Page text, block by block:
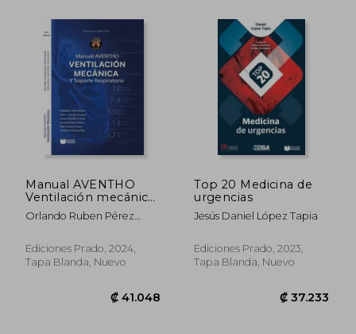
₡ 16.994 ₡
Manual AVENTHO
Ventilación mecánica
y soporte respiratorio
Orlando Ruben Pérez
López
Ediciones Prado, 2024,
Tapa Blanda, Nuevo
Top 20 Medicina de
urgencias
Jesús Daniel López Tapia
Ediciones Prado, 2023,
Tapa Blanda, Nuevo